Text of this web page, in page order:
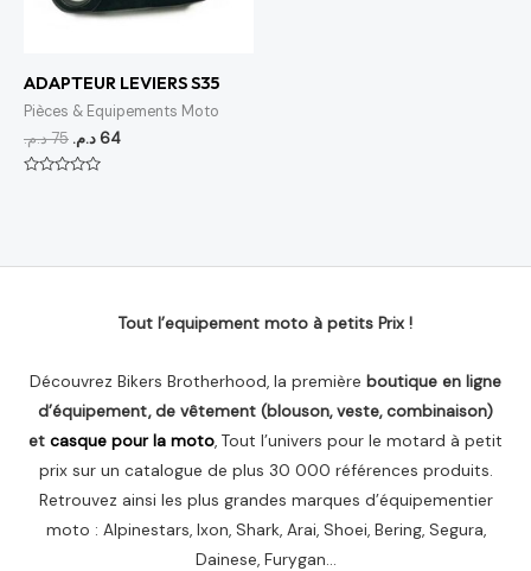
ADAPTEUR LEVIERS S35
Pièces & Equipements Moto
75د.م. 64 د.م.
Tout l’equipement moto à petits Prix !
Découvrez Bikers Brotherhood, la première boutique en ligne
d’équipement, de vêtement (blouson, veste, combinaison)
et casque pour la moto , Tout l’univers pour le motard à petit
prix sur un catalogue de plus 30 000 références produits.
Retrouvez ainsi les plus grandes marques d’équipementier
moto : Alpinestars, Ixon, Shark, Arai, Shoei, Bering, Segura,
Dainese, Furygan…